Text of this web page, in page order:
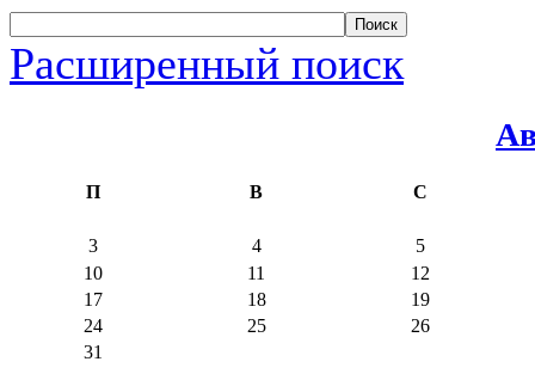
Расширенный поиск
П В С
3 4
5
10
11
12
17
18
19
24
25
26
31